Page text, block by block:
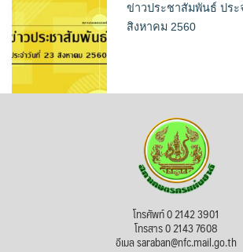
ข่าวประชาสัมพันธ์ ประ
สิงหาคม 2560
โทรศัพท์ 0 2142 3901
โทรสาร 0 2143 7608
อีเมล saraban@nfc.mail.go.th